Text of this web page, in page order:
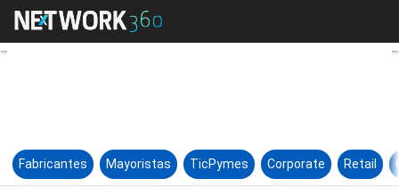
AMD interpone una
Fabricantes Mayoristas TicPymes Corporate Retail